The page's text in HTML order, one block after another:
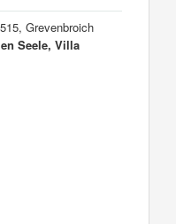
Grevenbroich
Seele, Villa